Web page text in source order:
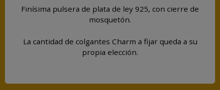
Finísima pulsera de plata de ley 925, con cierre de
mosquetón.
La cantidad de colgantes Charm a fijar queda a su
propia elección.